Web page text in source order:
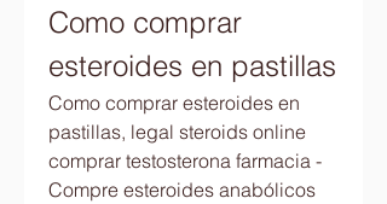
Como comprar
esteroides en pastillas
Como comprar esteroides en
pastillas, legal steroids online
comprar testosterona farmacia -
Compre esteroides anabólicos